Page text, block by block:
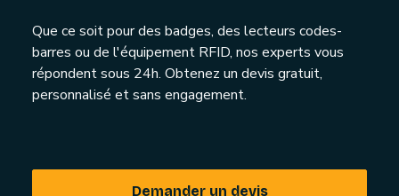
Que ce soit pour des badges, des lecteurs codes-
barres ou de l'équipement RFID, nos experts vous
répondent sous 24h. Obtenez un devis gratuit,
personnalisé et sans engagement.
Demander un devis